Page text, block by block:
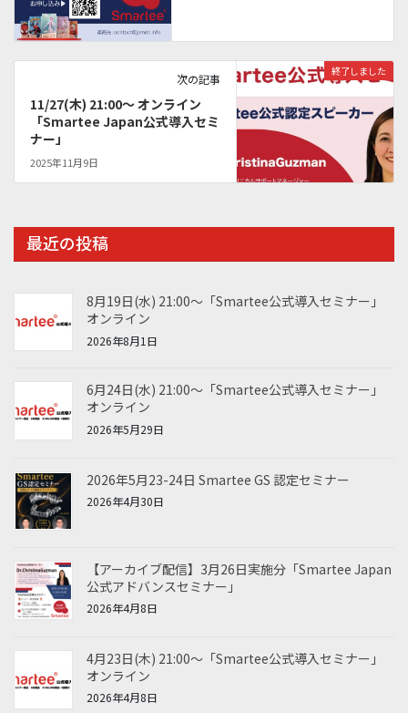
終了しました
次の記事
11/27(木) 21:00〜 オンライン
「Smartee Japan公式導入セミ
ナー」
2025年11月9日
最近の投稿
8月19日(水) 21:00～「Smartee公式導入セミナー」
オンライン
2026年8月1日
6月24日(水) 21:00～「Smartee公式導入セミナー」
オンライン
2026年5月29日
2026年5月23-24日 Smartee GS 認定セミナー
2026年4月30日
【アーカイブ配信】3月26日実施分「Smartee Japan
公式アドバンスセミナー」
2026年4月8日
4月23日(木) 21:00～「Smartee公式導入セミナー」
オンライン
2026年4月8日